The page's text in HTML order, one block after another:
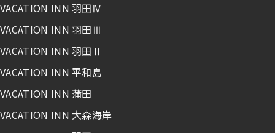
VACATION INN 羽田Ⅳ
VACATION INN 羽田Ⅲ
VACATION INN 羽田Ⅱ
VACATION INN 平和島
VACATION INN 蒲田
VACATION INN 大森海岸